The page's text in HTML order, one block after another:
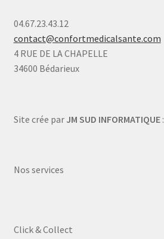
04.67.23.43.12
contact@confortmedicalsante.com
4 RUE DE LA CHAPELLE
34600 Bédarieux
Site crée par JM SUD INFORMATIQUE:
Nos services
Click & Collect